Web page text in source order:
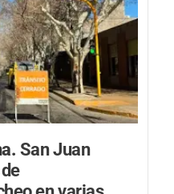
San Juan